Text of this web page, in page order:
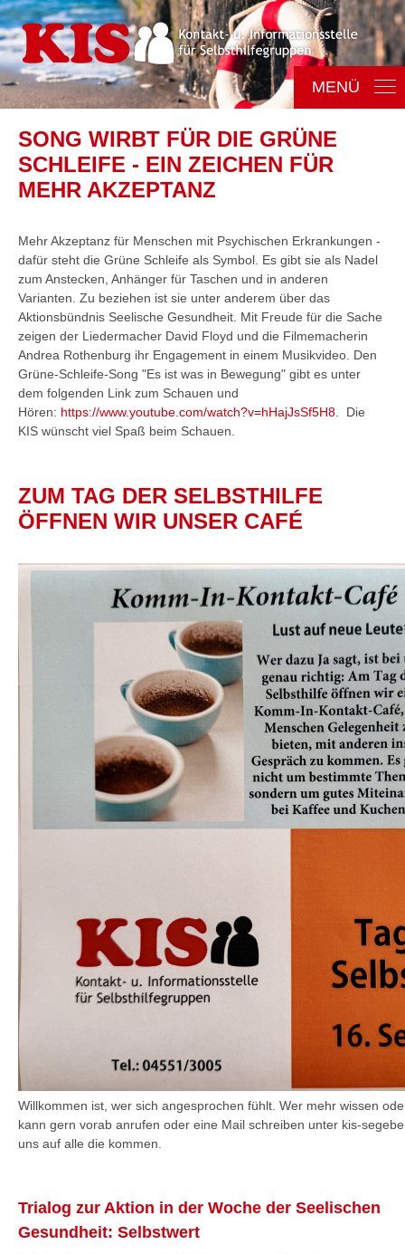
MENÜ
Gruppen finden
KIS
Aktuelles
Kontakt
SONG WIRBT FÜR DIE GRÜNE
SCHLEIFE - EIN ZEICHEN FÜR
MEHR AKZEPTANZ
Mehr Akzeptanz für Menschen mit Psychischen Erkrankungen -
dafür steht die Grüne Schleife als Symbol. Es gibt sie als Nadel
zum Anstecken, Anhänger für Taschen und in anderen
Varianten. Zu beziehen ist sie unter anderem über das
Aktionsbündnis Seelische Gesundheit. Mit Freude für die Sache
zeigen der Liedermacher David Floyd und die Filmemacherin
Andrea Rothenburg ihr Engagement in einem Musikvideo. Den
Grüne-Schleife-Song "Es ist was in Bewegung" gibt es unter
dem folgenden Link zum Schauen und
Hören: https://www.youtube.com/watch?v=hHajJsSf5H8 . Die
KIS wünscht viel Spaß beim Schauen.
ZUM TAG DER SELBSTHILFE
ÖFFNEN WIR UNSER CAFÉ
Willkommen ist, wer sich angesprochen fühlt. Wer mehr wissen
kann gern vorab anrufen oder eine Mail schreiben unter kis-
uns auf alle die kommen.
Trialog zur Aktion in der Woche der Seelischen
Gesundheit: Selbstwert